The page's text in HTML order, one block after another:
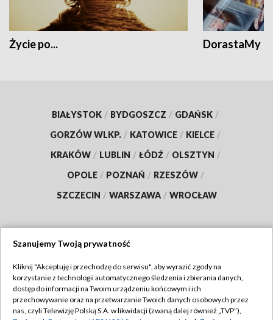
Życie po... DorastaMy
BIAŁYSTOK / BYDGOSZCZ / GDAŃSK /
GORZÓW WLKP. / KATOWICE / KIELCE /
KRAKÓW / LUBLIN / ŁÓDŹ / OLSZTYN /
OPOLE / POZNAŃ / RZESZÓW /
SZCZECIN / WARSZAWA / WROCŁAW
TVP
Abonament TVP
Regulamin TVP
Szanujemy Twoją prywatność
Kliknij "Akceptuję i przechodzę do serwisu", aby wyrazić zgody na
korzystanie z technologii automatycznego śledzenia i zbierania danych,
dostęp do informacji na Twoim urządzeniu końcowym i ich
przechowywanie oraz na przetwarzanie Twoich danych osobowych przez
nas, czyli Telewizję Polską S.A. w likwidacji (zwaną dalej również „TVP”),